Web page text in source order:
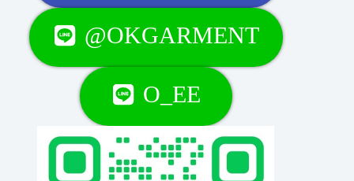
@OKGARMENT
O_EE